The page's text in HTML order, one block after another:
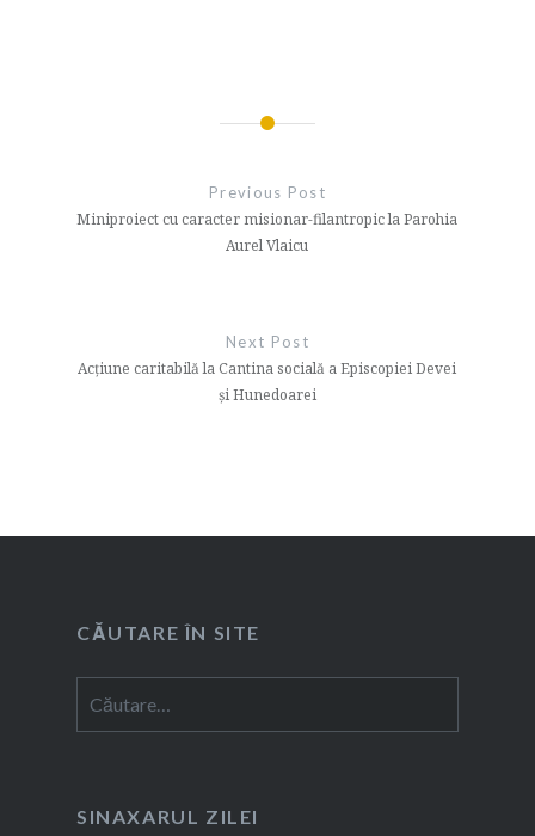
articole
Previous Post
Miniproiect cu caracter misionar-filantropic la Parohia
Aurel Vlaicu
Next Post
Acțiune caritabilă la Cantina socială a Episcopiei Devei
și Hunedoarei
CĂUTARE ÎN SITE
după:
SINAXARUL ZILEI